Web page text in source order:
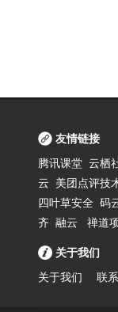
友情链接
腾讯课堂 云栖
云
美团点评技
四叶草安全 码
齐 融云 禅道
关于我们
关于我们 联